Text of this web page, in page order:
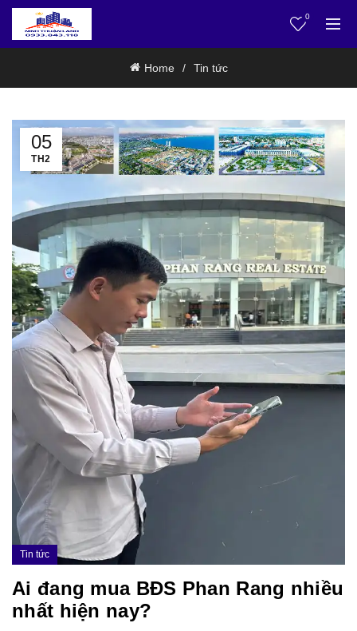
0
Home Tin tức
05
TH2
Tin tức
Ai đang mua BĐS Phan Rang nhiều
nhất hiện nay?